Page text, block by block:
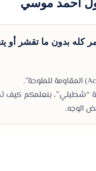
بدون ما تقشر أو
“شطبلي”، بنعلمكم كيف
الوجه.